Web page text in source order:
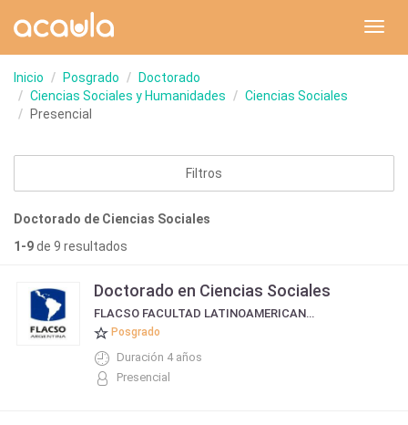
Inicio Posgrado
Doctorado
Ciencias Sociales y Humanidades
Ciencias Sociales
Presencial
Filtros
Doctorado de Ciencias Sociales
1-9de 9 resultados
Doctorado en Ciencias Sociales
FLACSO FACULTAD LATINOAMERICANA DE CIENCIAS SOCIALES SEDE ARGENTINA
Posgrado
Duración 4 años
Presencial